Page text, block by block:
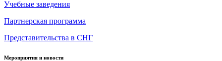
Учебные заведения
Партнерская программа
Представительства в СНГ
Мероприятия и новости